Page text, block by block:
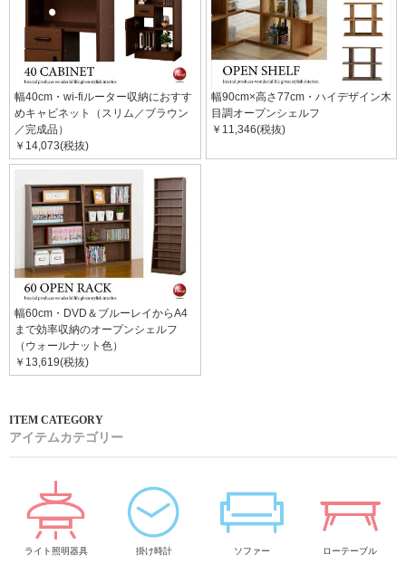
幅40cm・wi-fiルーター収納におすす
めキャビネット（スリム／ブラウン
／完成品）
￥14,073(税抜)
幅90cm×高さ77cm・ハイデザイン木
目調オープンシェルフ
￥11,346(税抜)
幅60cm・DVD＆ブルーレイからA4
まで効率収納のオープンシェルフ
（ウォールナット色）
￥13,619(税抜)
アイテムカテゴリー
ライト照明器具 掛け時計 ソファー ローテーブル